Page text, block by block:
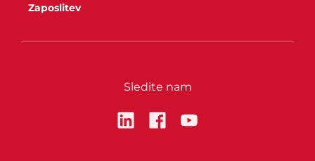
Zaposlitev
Sledite nam